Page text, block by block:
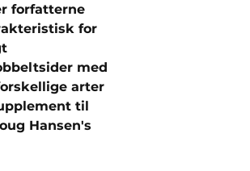
forfatterne
for
med
arter
til
Hansen's